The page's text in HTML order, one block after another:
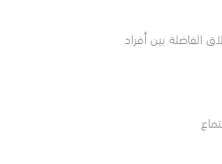
الفاضلة بين أفراد